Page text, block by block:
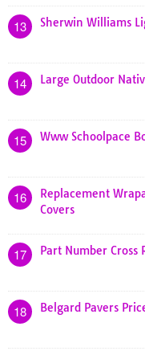
13 Sherwin Williams
14 Large Outdoor
15 Www Schoolpace
16
Replacement
Covers
17 Part Number Cross
18 Belgard Pavers